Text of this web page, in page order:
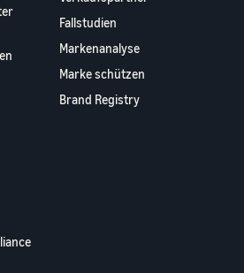
Fallstudien
Markenanalyse
Marke schützen
Brand Registry